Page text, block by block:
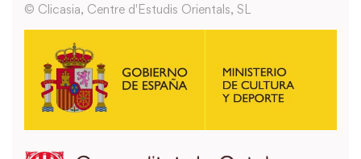
© Clicasia, Centre d'Estudis Orientals, SL